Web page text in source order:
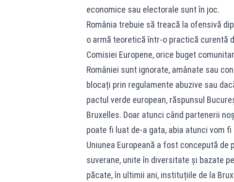
economice sau electorale sunt în joc.
România trebuie să treacă la ofensivă
o armă teoretică într-o practică curentă
Comisiei Europene, orice buget
României sunt ignorate, amânate sau
blocați prin regulamente abuzive sau
pactul verde european, răspunsul
Bruxelles. Doar atunci când partenerii
poate fi luat de-a gata, abia atunci vom
Uniunea Europeană a fost concepută
suverane, unite în diversitate și bazate
păcate, în ultimii ani, instituțiile de la